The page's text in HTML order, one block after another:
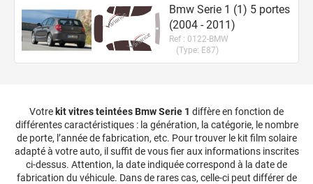
Bmw Serie 1 (1) 5 portes
(2004 - 2011)
Ref : 0122-BMW
(Type: E87)
Votre kit vitres teintéesBmwSerie 1 diffère en fonction de
différentes caractéristiques : la génération, la catégorie, le nombre
de porte, l’année de fabrication, etc. Pour trouver le kit film solaire
adapté à votre auto, il suffit de vous fier aux informations inscrites
ci-dessus. Attention, la date indiquée correspond à la date de
fabrication du véhicule. Dans de rares cas, celle-ci peut différer de